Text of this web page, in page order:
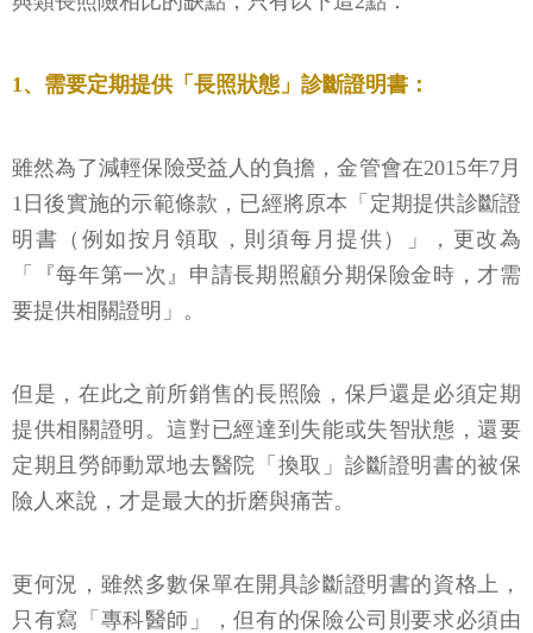
1、需要定期提供「長照狀態」診斷證明書：
雖然為了減輕保險受益人的負擔，金管會在2015年7月
1日後實施的示範條款，已經將原本「定期提供診斷證
明書（例如按月領取，則須每月提供）」，更改為
「『每年第一次』申請長期照顧分期保險金時，才需
要提供相關證明」。
但是，在此之前所銷售的長照險，保戶還是必須定期
提供相關證明。這對已經達到失能或失智狀態，還要
定期且勞師動眾地去醫院「換取」診斷證明書的被保
險人來說，才是最大的折磨與痛苦。
更何況，雖然多數保單在開具診斷證明書的資格上，
只有寫「專科醫師」，但有的保險公司則要求必須由